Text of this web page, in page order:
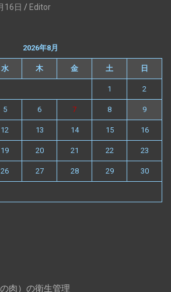
16日 Editor
2026年8月
水 木 金 土 日
1 2
5 6 7 8 9
12 13 14 15 16
19 20 21 22 23
26 27 28 29 30
肉）の衛生管理